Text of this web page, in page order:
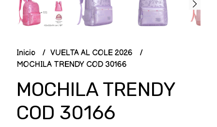
Inicio
VUELTA AL COLE 2026
MOCHILA TRENDY COD 30166
MOCHILA TRENDY
COD 30166